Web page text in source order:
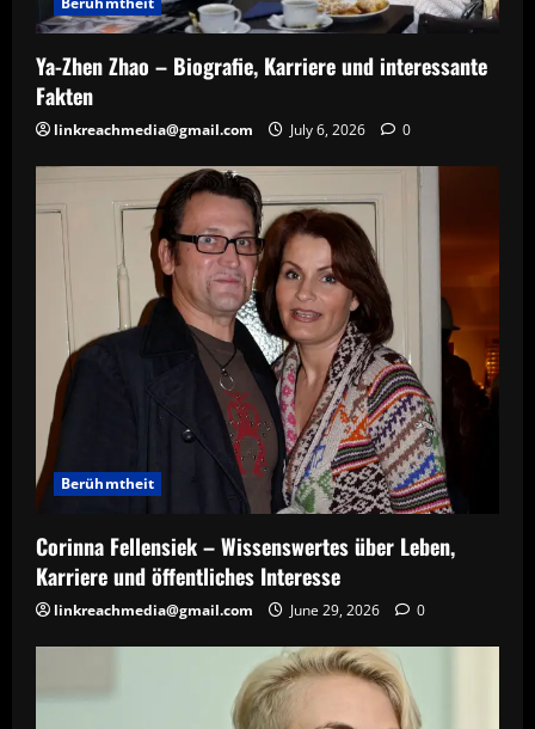
Ya-Zhen Zhao – Biografie, Karriere und interessante
Fakten
linkreachmedia@gmail.com July 6, 2026 0
Berühmtheit
Corinna Fellensiek – Wissenswertes über Leben,
Karriere und öffentliches Interesse
linkreachmedia@gmail.com June 29, 2026 0